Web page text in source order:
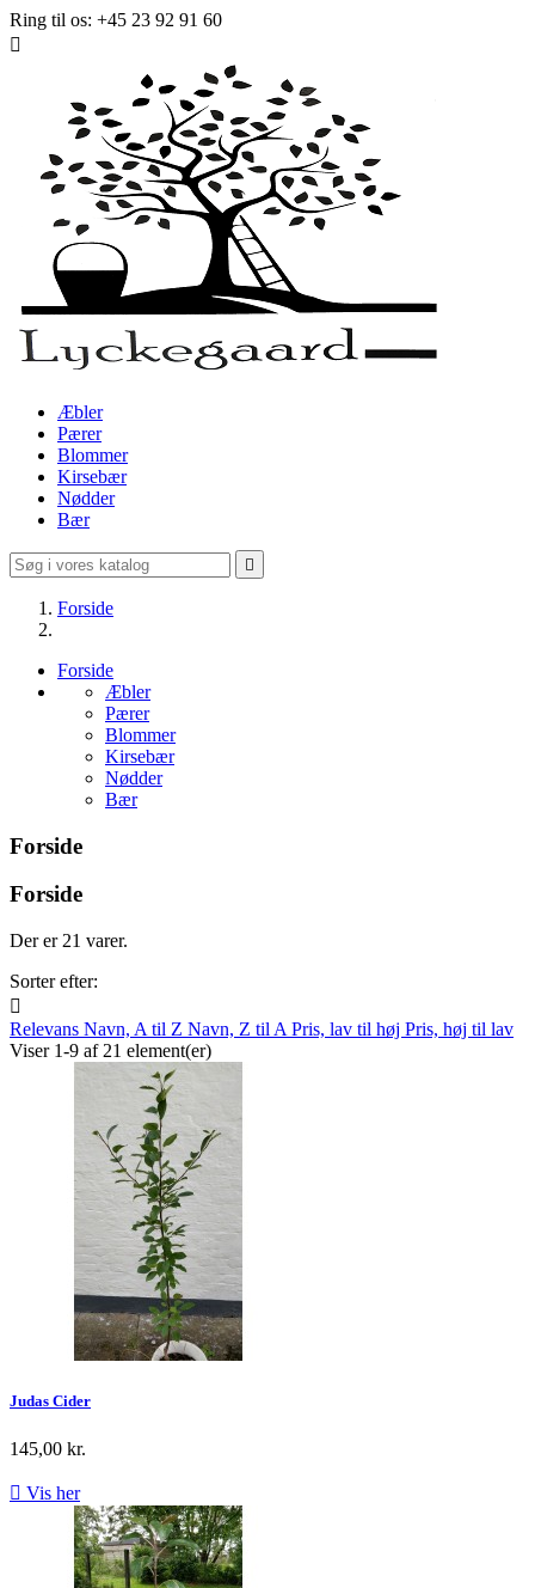
Ring til os: +45 23 92 91 60

Æbler
Pærer
Blommer
Kirsebær
Nødder
Bær

Forside
Forside
Æbler
Pærer
Blommer
Kirsebær
Nødder
Bær
Forside
Forside
Der er 21 varer.
Sorter efter:

Relevans Navn, A til Z Navn, Z til A Pris, lav til høj Pris, høj til lav
Viser 1-9 af 21 element(er)
Judas Cider
145,00 kr.
 Vis her